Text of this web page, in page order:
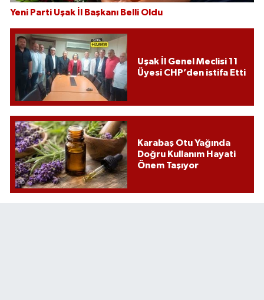
Yeni Parti Uşak İl Başkanı Belli Oldu
Uşak İl Genel Meclisi 11
Üyesi CHP’den istifa Etti
Karabaş Otu Yağında
Doğru Kullanım Hayati
Önem Taşıyor